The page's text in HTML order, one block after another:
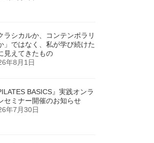
ラシカルか、コンテンポラリ
」ではなく、私が学び続けた
見えてきたもの
年8月1日
BASICS』実践オンラ
セミナー開催のお知らせ
年7月30日